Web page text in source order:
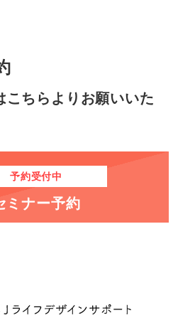
こちらよりお願いいた
予約受付中
ミナー予約